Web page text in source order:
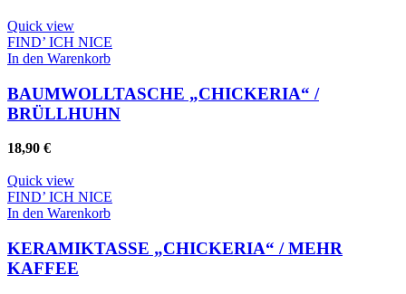
gewählt
werden
Quick view
FIND’ ICH NICE
In den Warenkorb
BAUMWOLLTASCHE „CHICKERIA“ /
BRÜLLHUHN
18,90 €
Quick view
FIND’ ICH NICE
In den Warenkorb
KERAMIKTASSE „CHICKERIA“ / MEHR
KAFFEE